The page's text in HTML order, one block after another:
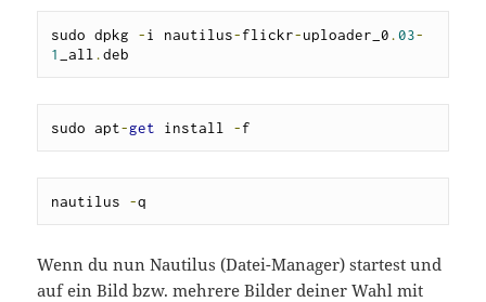
sudo dpkg -i nautilus-flickr-uploader_0 .03-
1
_all .deb
sudo apt-get install -f
nautilus -q
Wenn du nun Nautilus (Datei-Manager) startest und
auf ein Bild bzw. mehrere Bilder deiner Wahl mit